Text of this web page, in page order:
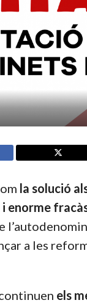
la solució
enorme
a les
els